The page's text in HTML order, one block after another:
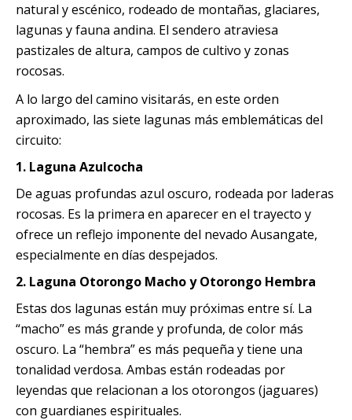
natural y escénico, rodeado de montañas, glaciares,
lagunas y fauna andina. El sendero atraviesa
pastizales de altura, campos de cultivo y zonas
rocosas.
A lo largo del camino visitarás, en este orden
aproximado, las siete lagunas más emblemáticas del
circuito:
1. Laguna Azulcocha
De aguas profundas azul oscuro, rodeada por laderas
rocosas. Es la primera en aparecer en el trayecto y
ofrece un reflejo imponente del nevado Ausangate,
especialmente en días despejados.
2. Laguna Otorongo Macho y Otorongo Hembra
Estas dos lagunas están muy próximas entre sí. La
“macho” es más grande y profunda, de color más
oscuro. La “hembra” es más pequeña y tiene una
tonalidad verdosa. Ambas están rodeadas por
leyendas que relacionan a los otorongos (jaguares)
con guardianes espirituales.